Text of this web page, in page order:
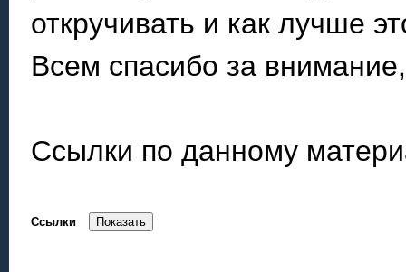
откручивать и как лучше
Всем спасибо за
Ссылки по данному
Ссылки